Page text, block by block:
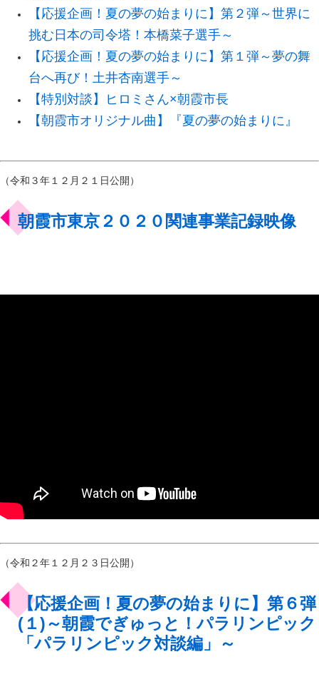
【応援企画！夏の夢の始まりに】第２弾～世界に
挑む日本の司令塔！本橋菜子選手～
【応援企画！夏の夢の始まりに】第１弾～夢の舞
台へ再び！土井杏南選手～
【特別対談】ヒロミさん×朝霞市長
【朝霞市オリジナル曲】『夏の夢の始まりに』
（令和３年１２月２１日公開）
朝霞市東京２０２０関連事業記録映像
（令和２年１２月２３日公開）
【応援企画！夏の夢の始まりに】第６弾
(１)～朝霞でぎゅっと！パラリンピック
「パラリンピック対談編」～